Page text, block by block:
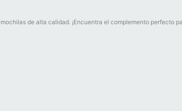
de alta calidad. ¡Encuentra el complemento perfecto